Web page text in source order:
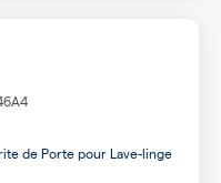
de Porte pour Lave-linge